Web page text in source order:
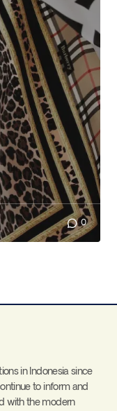
0
in Indonesia since
to inform and
with the modern